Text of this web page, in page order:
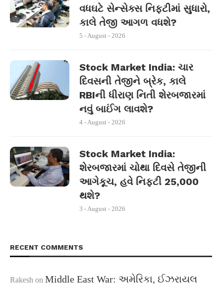
વધઘટે સેન્સેક્સ નિફ્ટીમાં સુધારો,
કાલે તેજી આગળ વધશે?
5 - August - 2026
Stock Market India: ચાર
દિવસની તેજીને બ્રેક, કાલે
RBIની ધીરાણ નિતી શેરબજારમાં
નવું બાઈંગ લાવશે?
4 - August - 2026
Stock Market India:
શેરબજારમાં ચોથા દિવસે તેજીની
આગેકૂચ, હવે નિફ્ટી 25,000
થશે?
3 - August - 2026
RECENT COMMENTS
Rakesh on Middle East War: અમેરિકા, ઈઝરાયલ